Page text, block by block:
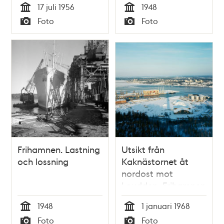
Tid
17 juli 1956
Typ
Foto Tid
1948
Typ
Foto
Frihamnen. Lastning
och lossning
Tid
1948
Foto
Utsikt från
Kaknästornet åt
nordost mot
Loudden, Frihamnen
och Lidingö
Tid
1 januari 1968
Foto